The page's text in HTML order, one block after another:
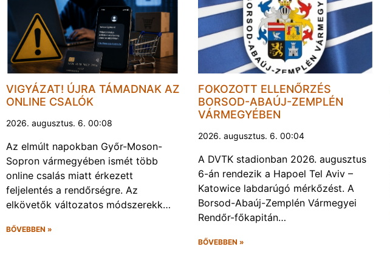
VIGYÁZAT! ÚJRA TÁMADNAK AZ
ONLINE CSALÓK
2026. augusztus. 6. 00:08
Az elmúlt napokban Győr-Moson-
Sopron vármegyében ismét több
online csalás miatt érkezett
feljelentés a rendőrségre. Az
elkövetők változatos módszerekk…
BŐVEBBEN »
FOKOZOTT ELLENŐRZÉS
BORSOD-ABAÚJ-ZEMPLÉN
VÁRMEGYÉBEN
2026. augusztus. 6. 00:04
A DVTK stadionban 2026. augusztus
6-án rendezik a Hapoel Tel Aviv –
Katowice labdarúgó mérkőzést. A
Borsod-Abaúj-Zemplén Vármegyei
Rendőr-főkapitán…
BŐVEBBEN »